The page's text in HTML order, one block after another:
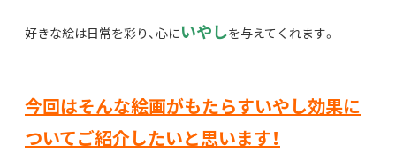
好きな絵は日常を彩り、心にいやしを与えてくれます。
今回はそんな絵画がもたらすいやし効果に
ついてご紹介したいと思います！